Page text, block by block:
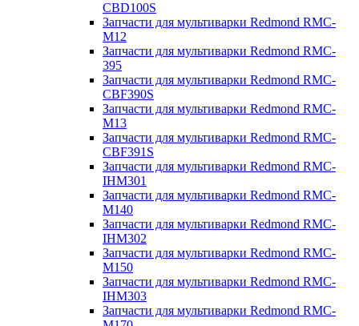
CBD100S
Запчасти для мультиварки Redmond RMC-
M12
Запчасти для мультиварки Redmond RMC-
395
Запчасти для мультиварки Redmond RMC-
CBF390S
Запчасти для мультиварки Redmond RMC-
M13
Запчасти для мультиварки Redmond RMC-
CBF391S
Запчасти для мультиварки Redmond RMC-
IHM301
Запчасти для мультиварки Redmond RMC-
M140
Запчасти для мультиварки Redmond RMC-
IHM302
Запчасти для мультиварки Redmond RMC-
M150
Запчасти для мультиварки Redmond RMC-
IHM303
Запчасти для мультиварки Redmond RMC-